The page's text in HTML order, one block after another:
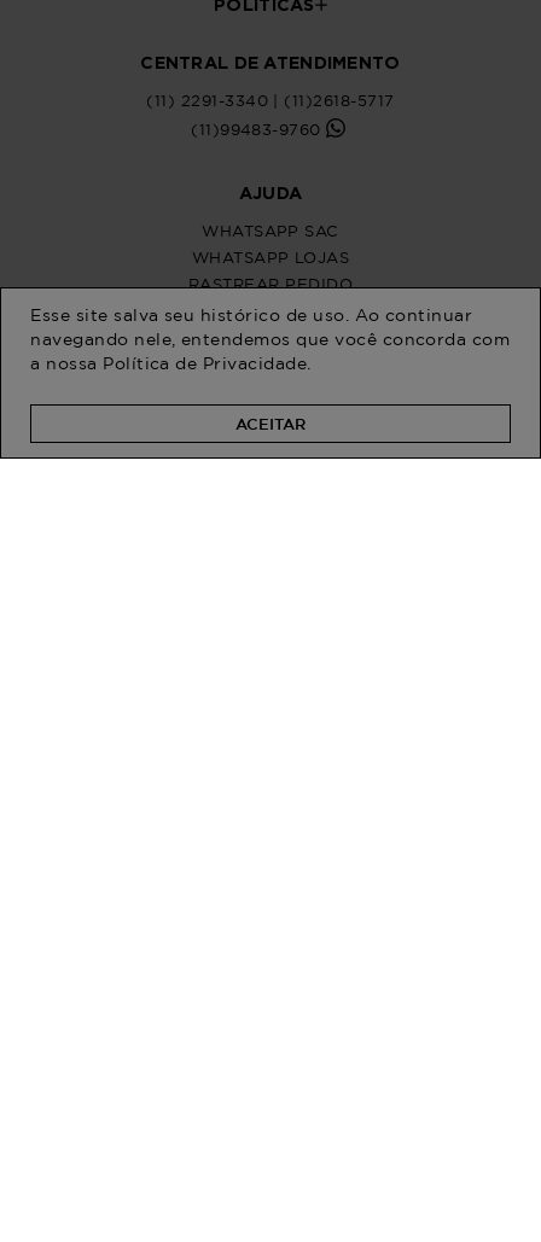
Esse site salva seu histórico de uso. Ao continuar
navegando nele, entendemos que você concorda com
a nossa Política de Privacidade
ACEITAR